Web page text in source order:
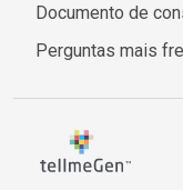
Documento de
Perguntas mais